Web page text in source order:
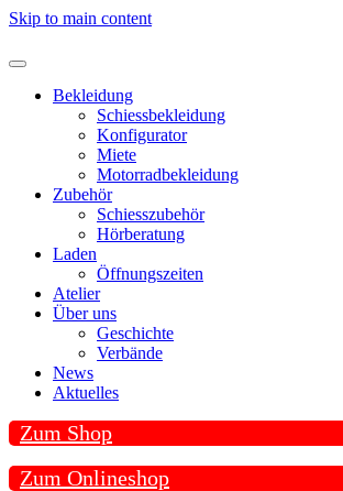
Skip to main content
Bekleidung
Schiessbekleidung
Konfigurator
Miete
Motorradbekleidung
Zubehör
Schiesszubehör
Hörberatung
Laden
Öffnungszeiten
Atelier
Über uns
Geschichte
Verbände
News
Aktuelles
Zum Shop
Zum Onlineshop